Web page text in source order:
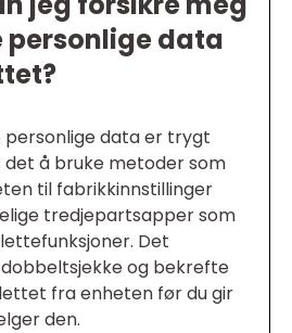
personlige data
personlige data er trygt
å bruke metoder som
til fabrikkinnstillinger
tredjepartsapper som
Det
og bekrefte
fra enheten før du gir
den.